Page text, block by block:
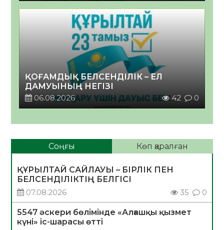
ҚОҒАМДЫҚ БЕЛСЕНДІЛІК – ЕЛ
ДАМУЫНЫҢ НЕГІЗІ
06.08.2026
42 0
Соңғы Көп қаралған
ҚҰРЫЛТАЙ САЙЛАУЫ – БІРЛІК ПЕН
БЕЛСЕНДІЛІКТІҢ БЕЛГІСІ
07.08.2026
35 0
5547 әскери бөлімінде «Алғашқы қызмет
күні» іс-шарасы өтті